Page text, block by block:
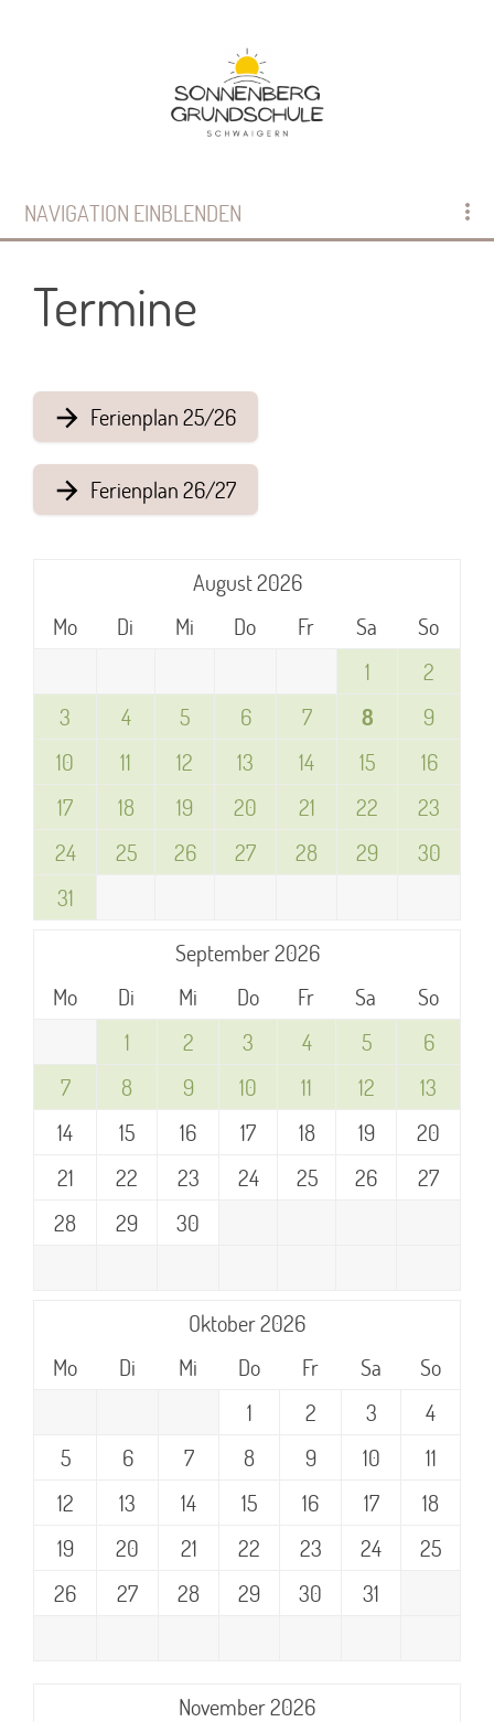
NAVIGATION EINBLENDEN
Termine
Ferienplan 25/26
Ferienplan 26/27
August 2026
Mo
Di Mi Do Fr Sa
So
1
2
3
4 5 6 7 8
9
10
11 12 13 14 15
16
17
18 19 20 21 22
23
24
25 26 27 28 29
30
31
September 2026
Mo
Di Mi Do Fr Sa
So
1
2 3 4 5
6
7
8 9 10 11 12
13
14
15 16 17 18 19
20
21
22 23 24 25 26
27
28
29 30
Oktober 2026
Mo
Di Mi Do Fr Sa
So
1
2 3
4
5
6 7 8 9 10
11
12
13 14 15 16 17
18
19
20 21 22 23 24
25
26
27 28 29 30 31
November 2026